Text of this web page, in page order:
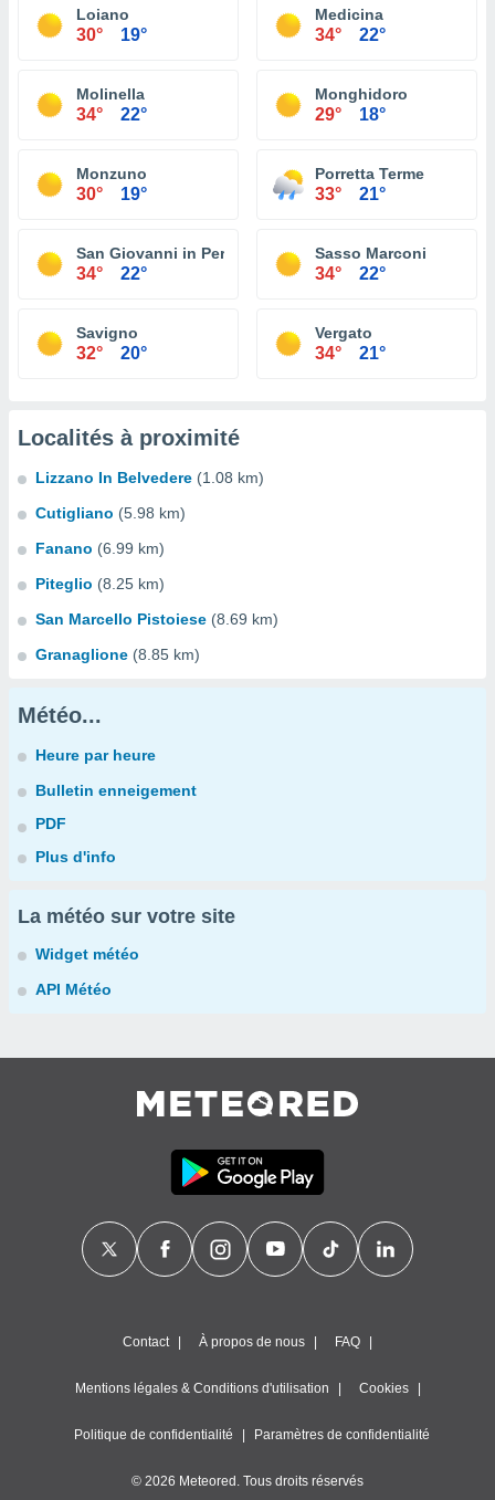
Loiano
30° 19°
Medicina
34° 22°
Molinella
34° 22°
Monghidoro
29° 18°
Monzuno
30° 19°
Porretta Terme
33° 21°
San Giovanni in Persiceto
34° 22°
Sasso Marconi
34° 22°
Savigno
32° 20°
Vergato
34° 21°
Localités à proximité
Lizzano In Belvedere (1.08 km)
Cutigliano (5.98 km)
Fanano (6.99 km)
Piteglio (8.25 km)
San Marcello Pistoiese (8.69 km)
Granaglione (8.85 km)
Météo...
Heure par heure
Bulletin enneigement
PDF
Plus d'info
La météo sur votre site
Widget météo
API Météo
Contact À propos de nous FAQ
Mentions légales & Conditions d'utilisation Cookies
Politique de confidentialité Paramètres de confidentialité
© 2026 Meteored. Tous droits réservés